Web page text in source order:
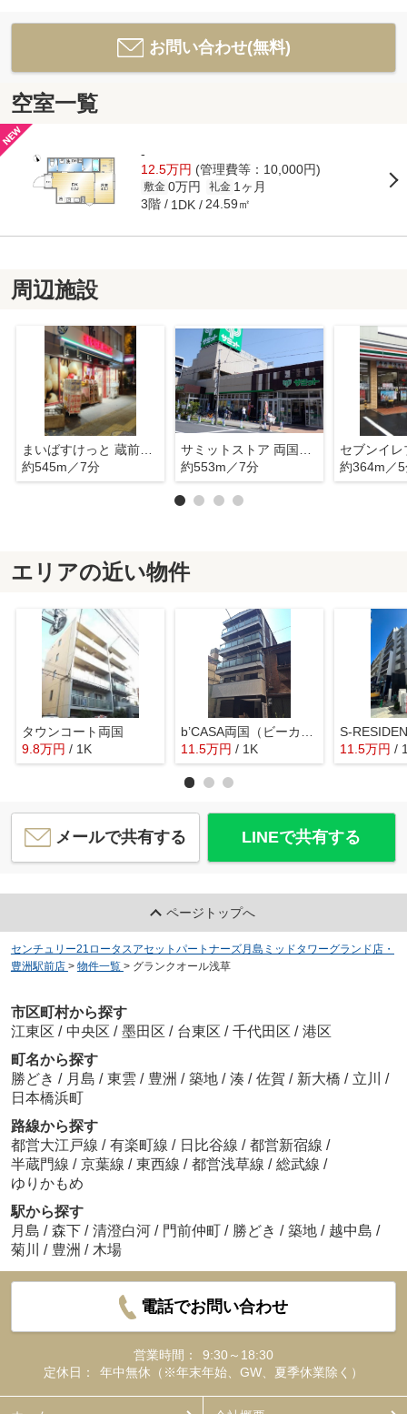
お問い合わせ(無料)
空室一覧
-
12.5万円 (管理費等：10,000円)
敷金 0万円 礼金 1ヶ月
3階 1DK 24.59㎡
周辺施設
まいばすけっと 蔵前駅北店
約545m／7分
約553m／7分
約364m／
エリアの近い物件
タウンコート両国
9.8万円 / 1K
11.5万円 / 1K 11.5万円 /
メールで共有する LINEで共有する
ページトップへ
センチュリー21ロータスアセットパートナーズ月島ミッドタワーグランド店・
豊洲駅前店 > 物件一覧 > グランクオール浅草
市区町村から探す
江東区 / 中央区 / 墨田区 / 台東区 / 千代田区 / 港区
町名から探す
勝どき / 月島 / 東雲 / 豊洲 / 築地 / 湊 / 佐賀 / 新大橋 / 立川 /
日本橋浜町
路線から探す
都営大江戸線 / 有楽町線 / 日比谷線 / 都営新宿線 /
半蔵門線 / 京葉線 / 東西線 / 都営浅草線 / 総武線 /
ゆりかもめ
駅から探す
月島 / 森下 / 清澄白河 / 門前仲町 / 勝どき / 築地 / 越中島 /
菊川
/ 豊洲 / 木場
電話でお問い合わせ
営業時間：
9:30～18:30
定休日：
年中無休（※年末年始、GW、夏季休業除く）